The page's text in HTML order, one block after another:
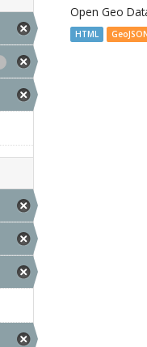
Open Geo
HTML